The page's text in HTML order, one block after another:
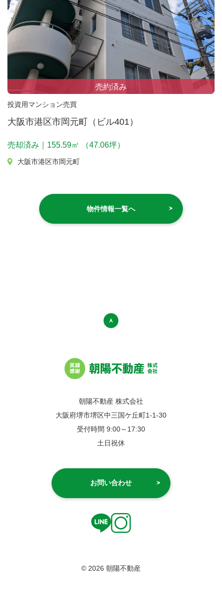
売約済み
投資用マンション売買
大阪市港区市岡元町（ビル401）
売却済み｜155.59㎡ （47.06坪）
大阪市港区市岡元町
物件情報一覧へ
朝陽不動産 株式会社
大阪府堺市堺区中三国ケ丘町1-1-30
受付時間 9:00～17:30
土日祝休
お問い合わせ
© 2026 朝陽不動産